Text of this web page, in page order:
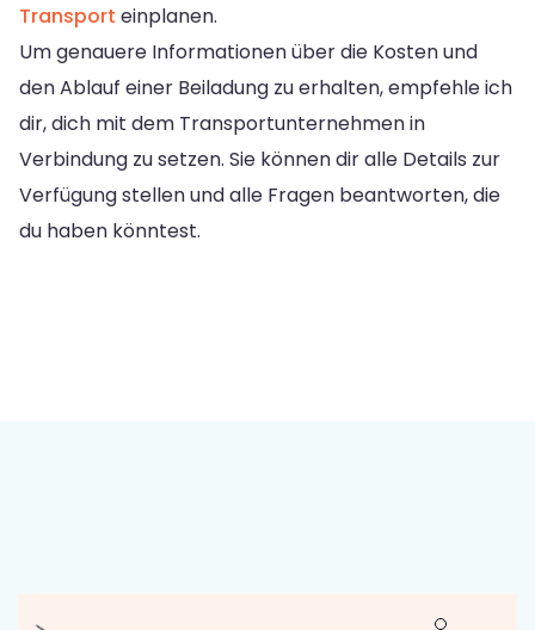
Transport einplanen.
Um genauere Informationen über die Kosten und
den Ablauf einer Beiladung zu erhalten, empfehle ich
dir, dich mit dem Transportunternehmen in
Verbindung zu setzen. Sie können dir alle Details zur
Verfügung stellen und alle Fragen beantworten, die
du haben könntest.